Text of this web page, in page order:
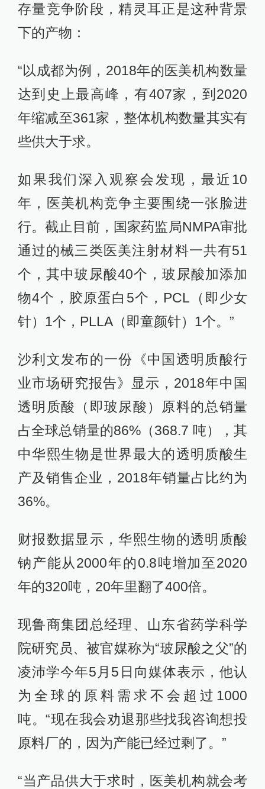
存量竞争阶段，精灵耳正是这种背景
下的产物：
“以成都为例，2018年的医美机构数量
达到史上最高峰，有407家，到2020
年缩减至361家，整体机构数量其实有
些供大于求。
如果我们深入观察会发现，最近10
年，医美机构竞争主要围绕一张脸进
行。截止目前，国家药监局NMPA审批
通过的械三类医美注射材料一共有51
个，其中玻尿酸40个，玻尿酸加添加
物4个，胶原蛋白5个，PCL（即少女
针）1个，PLLA（即童颜针）1个。”
沙利文发布的一份《中国透明质酸行
业市场研究报告》显示，2018年中国
透明质酸（即玻尿酸）原料的总销量
占全球总销量的86%（368.7 吨），其
中华熙生物是世界最大的透明质酸生
产及销售企业，2018年销量占比约为
36%。
财报数据显示，华熙生物的透明质酸
钠产能从2000年的0.8吨增加至2020
年的320吨，20年里翻了400倍。
现鲁商集团总经理、山东省药学科学
院研究员、被官媒称为“玻尿酸之父”的
凌沛学今年5月5日向媒体表示，他认
为全球的原料需求不会超过1000
吨。“现在我会劝退那些找我咨询想投
原料厂的，因为产能已经过剩了。”
“当产品供大于求时，医美机构就会考